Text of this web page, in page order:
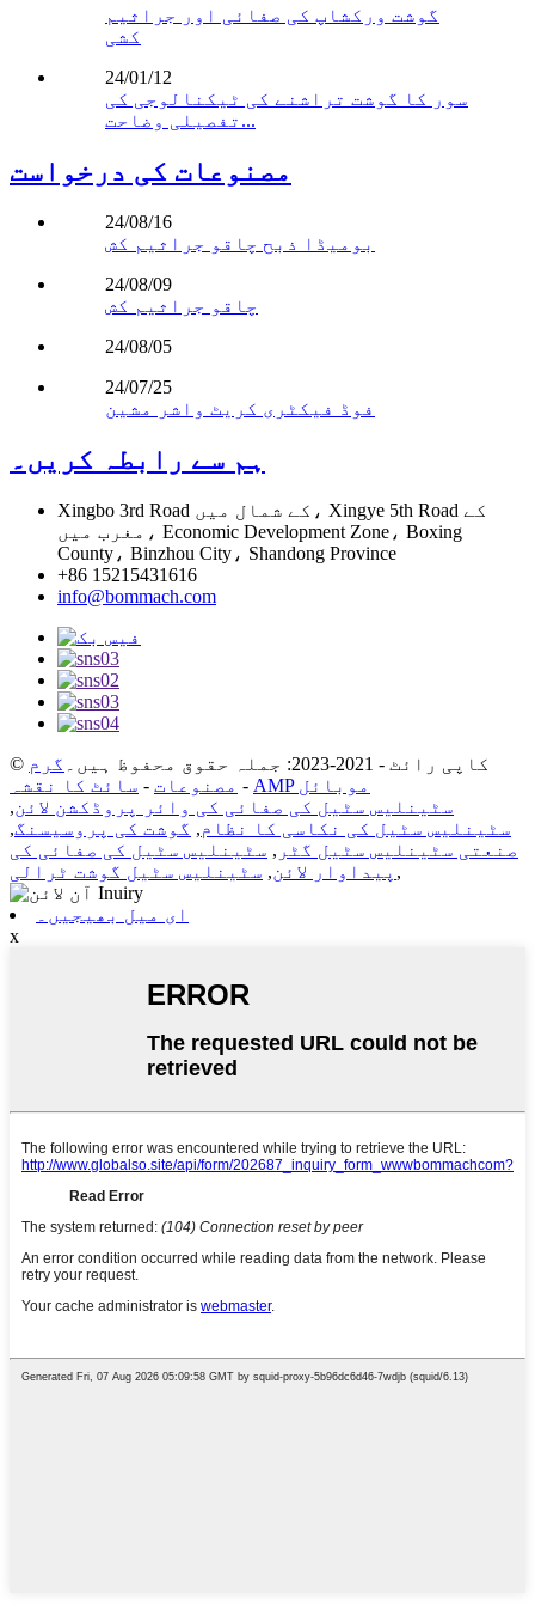
گوشت ورکشاپ کی صفائی اور جراثیم
کشی
24/01/12
سور کا گوشت تراشنے کی ٹیکنالوجی کی
تفصیلی وضاحت...
مصنوعات کی درخواست
24/08/16
بومیڈا ذبح چاقو جراثیم کش
24/08/09
چاقو جراثیم کش
24/08/05
24/07/25
فوڈ فیکٹری کریٹ واشر مشین
ہم سے رابطہ کریں۔
Xingbo 3rd Road کے شمال میں، Xingye 5th Road کے
مغرب میں، Economic Development Zone، Boxing
County، Binzhou City، Shandong Province
+86 15215431616
info@bommach.com
© کاپی رائٹ - 2021-2023: جملہ حقوق محفوظ ہیں۔
گرم
مصنوعات - سائٹ کا نقشہ -
AMP موبائل
سٹینلیس سٹیل کی صفائی کی وائر پروڈکشن لائن,
سٹینلیس سٹیل کی نکاسی کا نظام, گوشت کی پروسیسنگ,
صنعتی سٹینلیس سٹیل گٹر , سٹینلیس سٹیل کی صفائی کی
پیداوار لائن, سٹینلیس سٹیل گوشت ٹرالی ,
ای میل بھیجیں۔
x